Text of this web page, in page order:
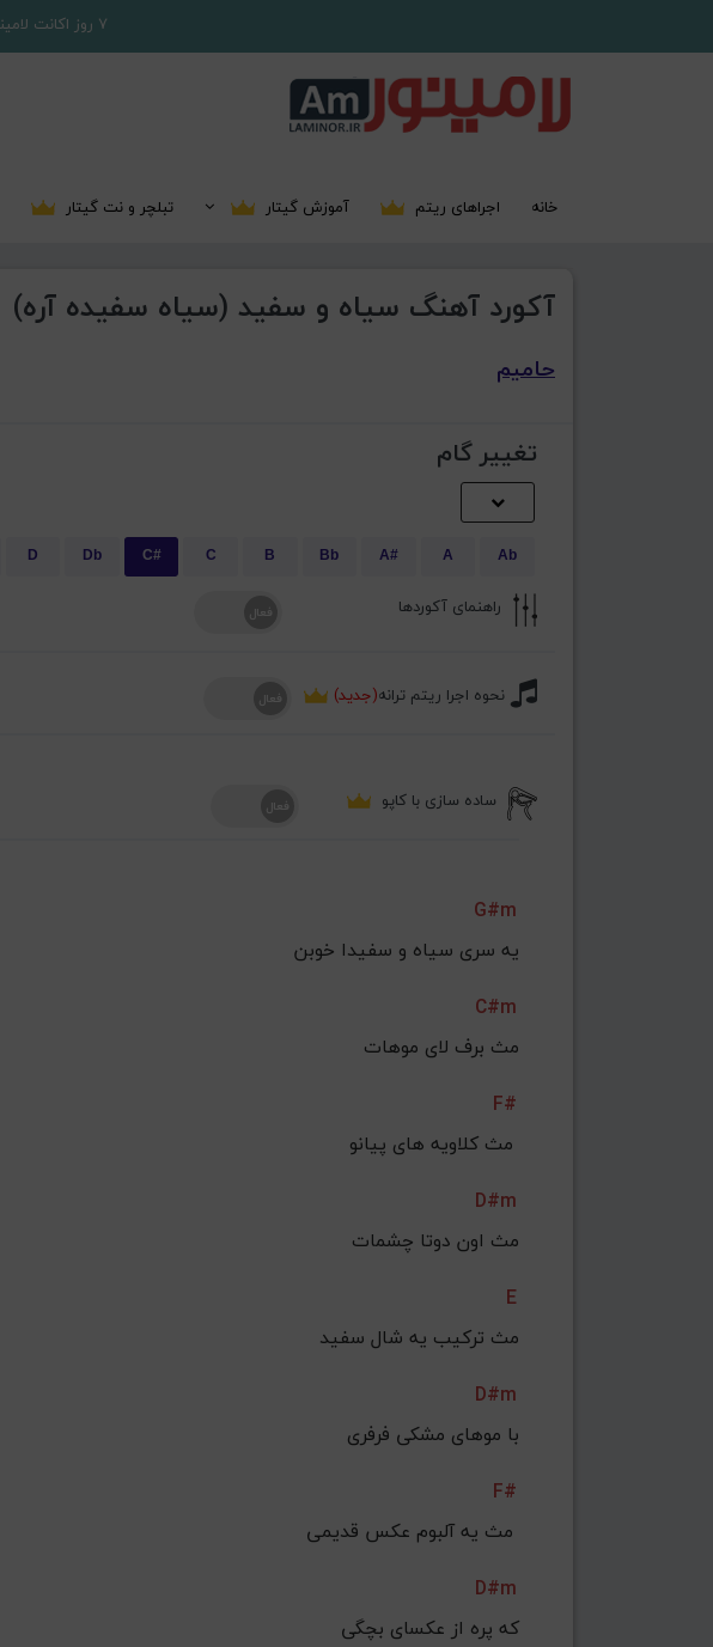
7 روز اکانت لامینور رایگان فقط با ثبت نام در سایت
خانه اجراهای ریتم آموزش گیتار تبلچر و نت گیتار
آکورد آهنگ سیاه و سفید (سیاه سفیده آره)
حامیم
تغییر گام
Ab
A
A#
Bb
B
C
C#
Db
D
راهنمای آکوردها
نحوه اجرا ریتم ترانه(جدید)
ساده سازی با کاپو
G#m
یه سری سیاه و سفیدا خوبن
C#m
مث برف لای موهات
F#
D#m
مث اون دوتا چشمات
E
مث ترکیب یه شال سفید
D#m
با موهای مشکی فرفری
F#
D#m
که پره از عکسای بچگی